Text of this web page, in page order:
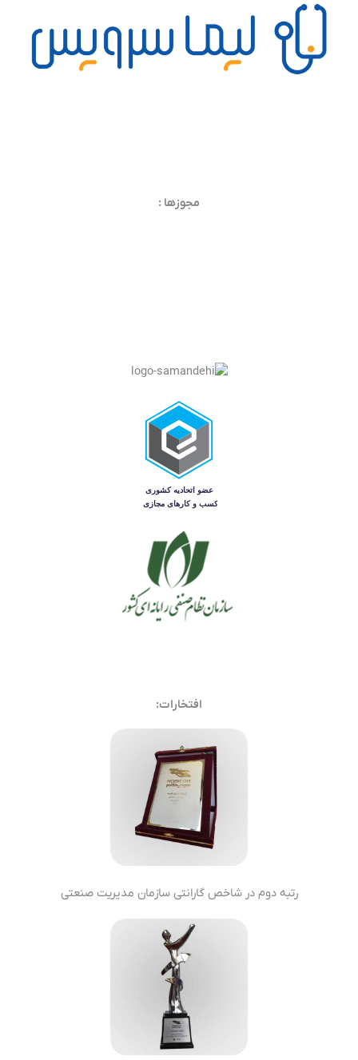
مجوزها :
افتخارات:
رتبه دوم در شاخص گارانتی سازمان مدیریت صنعتی